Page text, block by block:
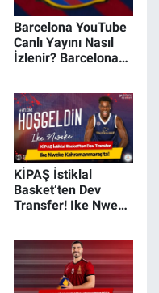
Barcelona YouTube
Canlı Yayını Nasıl
İzlenir? Barcelona
Gerekiyor mu?
KİPAŞ İstiklal
Basket’ten Dev
Transfer! Ike Nweke